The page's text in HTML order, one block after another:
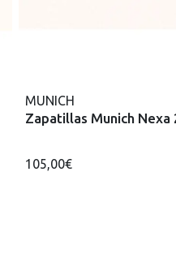
MUNICH
Zapatillas Munich Nexa
105,00€